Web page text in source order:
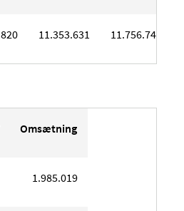
11.353.631 11.756.743
Omsætning
1.985.019